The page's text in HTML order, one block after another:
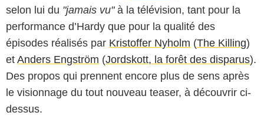
selon lui du "jamais vu"à la télévision, tant pour la
performance d’Hardy que pour la qualité des
épisodes réalisés par Kristoffer Nyholm (The Killing)
et Anders Engström (Jordskott, la forêt des disparus).
Des propos qui prennent encore plus de sens après
le visionnage du tout nouveau teaser, à découvrir ci-
dessus.